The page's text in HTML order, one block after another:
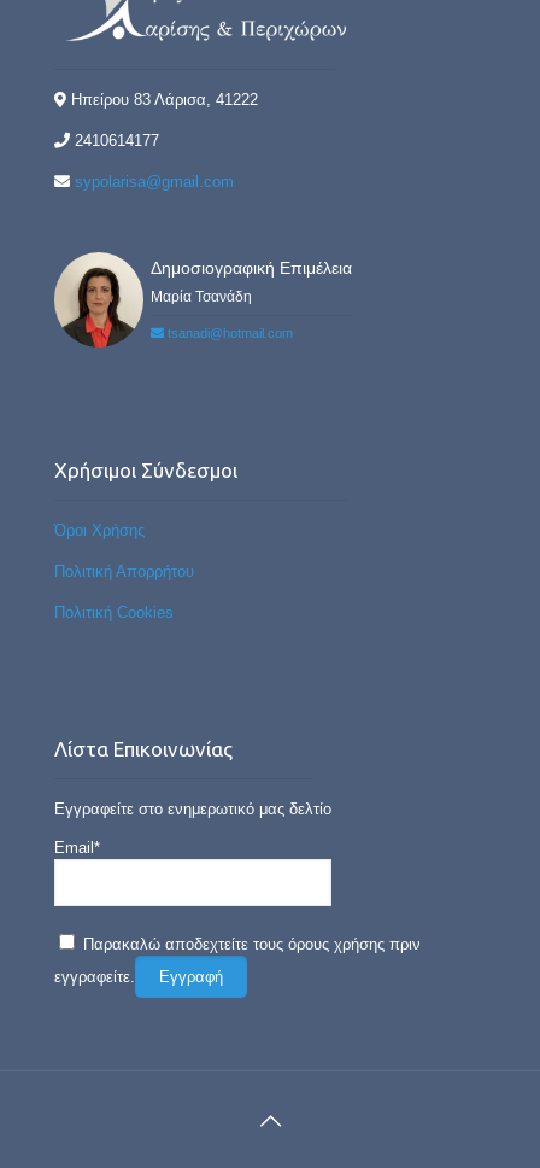
Ηπείρου 83 Λάρισα, 41222
2410614177
sypolarisa@gmail.com
Δημοσιογραφική Επιμέλεια
Μαρία Τσανάδη
tsanadi@hotmail.com
Χρήσιμοι Σύνδεσμοι
Όροι Χρήσης
Πολιτική Απορρήτου
Πολιτική Cookies
Λίστα Επικοινωνίας
Εγγραφείτε στο ενημερωτικό μας δελτίο
Email*
Παρακαλώ αποδεχτείτε τους όρους χρήσης πριν
εγγραφείτε.